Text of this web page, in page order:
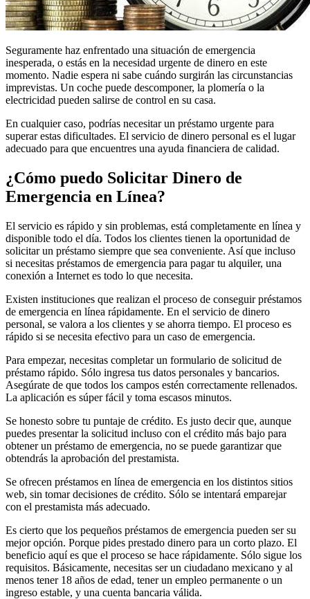
Seguramente haz enfrentado una situación de emergencia
inesperada, o estás en la necesidad urgente de dinero en este
momento. Nadie espera ni sabe cuándo surgirán las circunstancias
imprevistas. Un coche puede descomponer, la plomería o la
electricidad pueden salirse de control en su casa.
En cualquier caso, podrías necesitar un préstamo urgente para
superar estas dificultades. El servicio de dinero personal es el lugar
adecuado para que encuentres una ayuda financiera de calidad.
¿Cómo puedo Solicitar Dinero de
Emergencia en Línea?
El servicio es rápido y sin problemas, está completamente en línea y
disponible todo el día. Todos los clientes tienen la oportunidad de
solicitar un préstamo siempre que sea conveniente. Así que incluso
si necesitas préstamos de emergencia para pagar tu alquiler, una
conexión a Internet es todo lo que necesita.
Existen instituciones que realizan el proceso de conseguir préstamos
de emergencia en línea rápidamente. En el servicio de dinero
personal, se valora a los clientes y se ahorra tiempo. El proceso es
rápido si se necesita efectivo para un caso de emergencia.
Para empezar, necesitas completar un formulario de solicitud de
préstamo rápido. Sólo ingresa tus datos personales y bancarios.
Asegúrate de que todos los campos estén correctamente rellenados.
La aplicación es súper fácil y toma escasos minutos.
Se honesto sobre tu puntaje de crédito. Es justo decir que, aunque
puedes presentar la solicitud incluso con el crédito más bajo para
obtener un préstamo de emergencia, no se puede garantizar que
obtendrás la aprobación del prestamista.
Se ofrecen préstamos en línea de emergencia en los distintos sitios
web, sin tomar decisiones de crédito. Sólo se intentará emparejar
con el prestamista más adecuado.
Es cierto que los pequeños préstamos de emergencia pueden ser su
mejor opción. Porque pides prestado dinero para un corto plazo. El
beneficio aquí es que el proceso se hace rápidamente. Sólo sigue los
requisitos. Básicamente, necesitas ser un ciudadano mexicano y al
menos tener 18 años de edad, tener un empleo permanente o un
ingreso estable, y una cuenta bancaria válida.